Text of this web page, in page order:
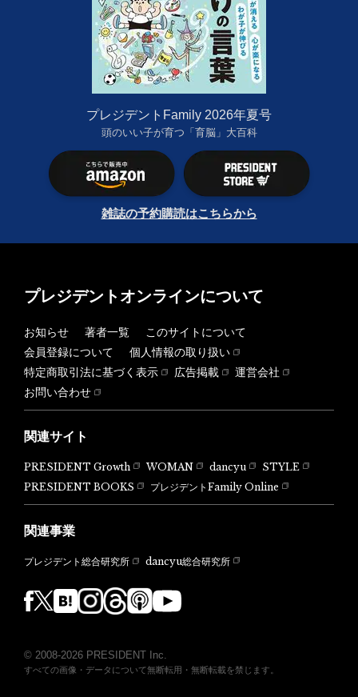
プレジデントFamily 2026年夏号
頭のいい子が育つ「育脳」大百科
雑誌の予約購読はこちらから
プレジデントオンラインについて
お知らせ 著者一覧
このサイトについて
会員登録について
個人情報の取り扱い
特定商取引法に基づく表示
広告掲載
運営会社
お問い合わせ
関連サイト
PRESIDENT Growth WOMAN dancyu
STYLE
PRESIDENT BOOKS
プレジデントFamily Online
関連事業
プレジデント総合研究所 dancyu総合研究所
© 2008-2026 PRESIDENT Inc.
すべての画像・データについて無断転用・無断転載を禁じます。